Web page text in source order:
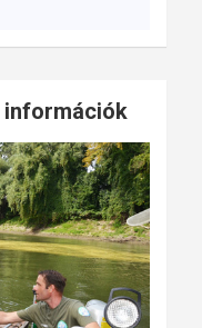
információk